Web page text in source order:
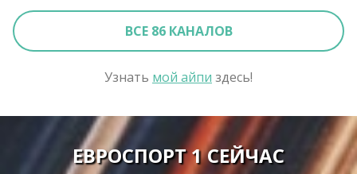
ВСЕ 86 КАНАЛОВ
Узнать мой айпи здесь!
ЕВРОСПОРТ 1 СЕЙЧАС